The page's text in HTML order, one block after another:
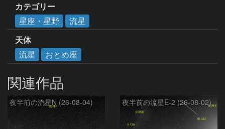
カテゴリー
星座・星野
流星
天体
流星
おとめ座
関連作品
夜半前の流星N (26-08-04) 夜半前の流星E-2 (26-08-02)